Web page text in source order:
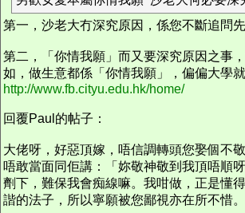
第一，沙老大冇深究原因，係您不斷追問
第二，「你情我願」而又要深究原因之事
如，做生意都係「你情我願」，偏偏大學就
http://www.fb.cityu.edu.hk/home/
回覆Paul的帖子：
大佬呀，好惡頂嫁，唔信調轉頭您娶個不
唔敢當面同佢講：「妳敬神敬到我頂唔順
劑下，難保我會痴線嘛。我咁做，正是懂
諧的法子，所以寧願被您鄙視亦在所不惜。